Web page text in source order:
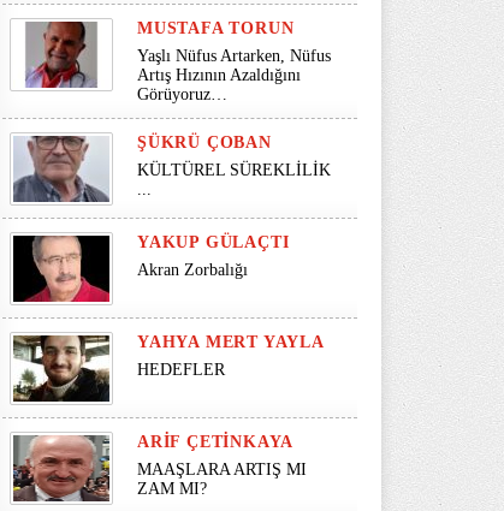
MUSTAFA TORUN
Yaşlı Nüfus Artarken, Nüfus
Artış Hızının Azaldığını
Görüyoruz…
ŞÜKRÜ ÇOBAN
KÜLTÜREL SÜREKLİLİK
...
YAKUP GÜLAÇTI
Akran Zorbalığı
YAHYA MERT YAYLA
HEDEFLER
ARIF ÇETINKAYA
MAAŞLARA ARTIŞ MI
ZAM MI?